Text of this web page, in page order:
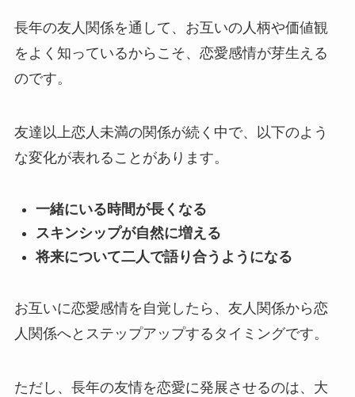
長年の友人関係を通して、お互いの人柄や価値観
をよく知っているからこそ、恋愛感情が芽生える
のです。
友達以上恋人未満の関係が続く中で、以下のよう
な変化が表れることがあります。
一緒にいる時間が長くなる
スキンシップが自然に増える
将来について二人で語り合うようになる
お互いに恋愛感情を自覚したら、友人関係から恋
人関係へとステップアップするタイミングです。
ただし、長年の友情を恋愛に発展させるのは、大